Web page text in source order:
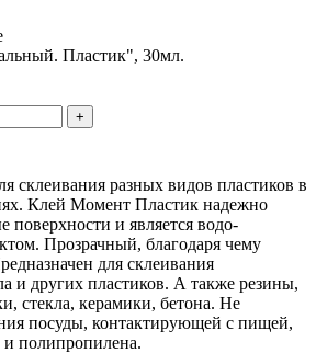
Пластик", 30мл.
+
склеивания разных видов пластиков в
Клей Момент Пластик надежно
поверхности и является водо-
Прозрачный, благодаря чему
для склеивания
и других пластиков. А также резины,
стекла, керамики, бетона. Не
посуды, контактирующей с пищей,
и полипропилена.